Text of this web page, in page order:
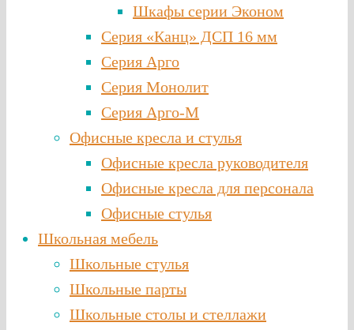
Шкафы серии Эконом
Серия «Канц» ДСП 16 мм
Серия Арго
Серия Монолит
Серия Арго-М
Офисные кресла и стулья
Офисные кресла руководителя
Офисные кресла для персонала
Офисные стулья
Школьная мебель
Школьные стулья
Школьные парты
Школьные столы и стеллажи